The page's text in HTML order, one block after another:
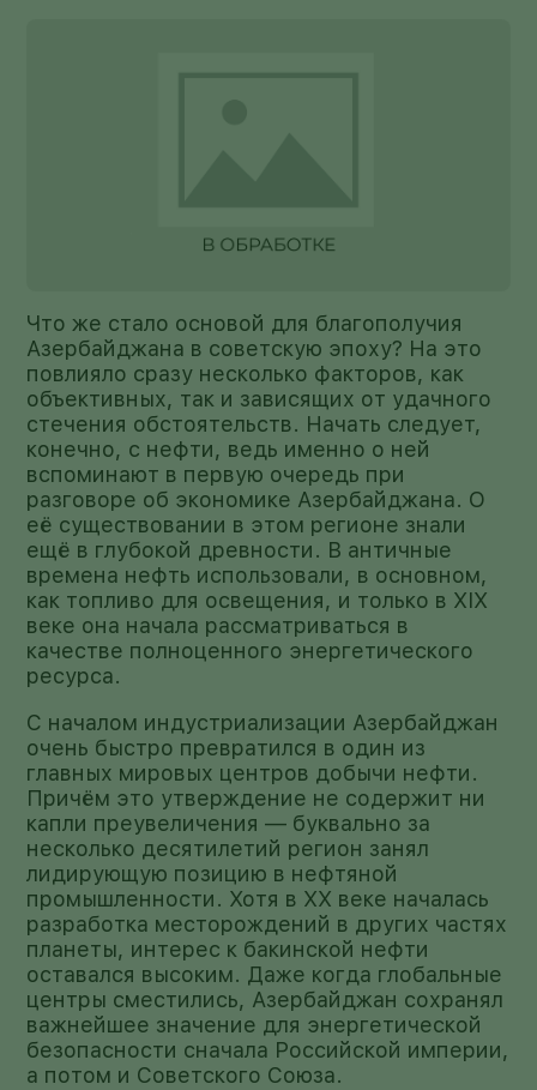
Что же стало основой для благополучия
Азербайджана в советскую эпоху? На это
повлияло сразу несколько факторов, как
объективных, так и зависящих от удачного
стечения обстоятельств. Начать следует,
конечно, с нефти, ведь именно о ней
вспоминают в первую очередь при
разговоре об экономике Азербайджана. О
её существовании в этом регионе знали
ещё в глубокой древности. В античные
времена нефть использовали, в основном,
как топливо для освещения, и только в XIX
веке она начала рассматриваться в
качестве полноценного энергетического
ресурса.
С началом индустриализации Азербайджан
очень быстро превратился в один из
главных мировых центров добычи нефти.
Причём это утверждение не содержит ни
капли преувеличения — буквально за
несколько десятилетий регион занял
лидирующую позицию в нефтяной
промышленности. Хотя в XX веке началась
разработка месторождений в других частях
планеты, интерес к бакинской нефти
оставался высоким. Даже когда глобальные
центры сместились, Азербайджан сохранял
важнейшее значение для энергетической
безопасности сначала Российской империи,
а потом и Советского Союза.